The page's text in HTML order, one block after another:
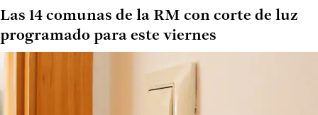
Las 14 comunas de la RM con corte de luz
programado para este viernes